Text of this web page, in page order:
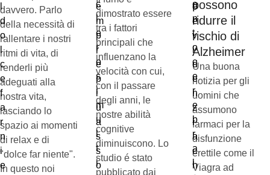
davvero. Parlo
della necessità di
rallentare i nostri
ritmi di vita, di
renderli più
adeguati alla
nostra vita,
lasciando lo
spazio ai momenti
di relax e di
"dolce far niente".
In questo noi
dimostrato essere
tra i fattori
principali che
influenzano la
velocità con cui,
con il passare
degli anni, le
nostre abilità
cognitive
diminuiscono. Lo
studio é stato
pubblicato dai
possono
ridurre il
rischio di
Alzheimer
Una buona
notizia per gli
uomini che
assumono
farmaci per la
disfunzione
erettile come il
Viagra ad